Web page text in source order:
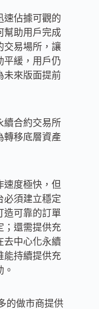
速佔據可觀的
幫助用戶完成
交易場所，讓
平緩，用戶仍
未來版面提前
續合約交易所
轉移底層資產
速度極快，但
必須建立穩定
造可靠的訂單
；還需提供充
去中心化永續
能持續提供充
的做市商提供